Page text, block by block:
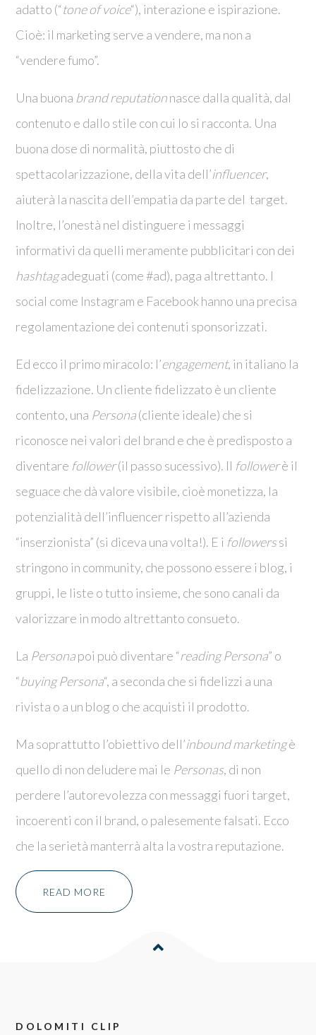
adatto (“tone of voice“), interazione e ispirazione.
Cioè: il marketing serve a vendere, ma non a
“vendere fumo”.
Una buona brand reputationnasce dalla qualità, dal
contenuto e dallo stile con cui lo si racconta. Una
buona dose di normalità, piuttosto che di
spettacolarizzazione, della vita dell’influencer,
aiuterà la nascita dell’empatia da parte del target.
Inoltre, l’onestà nel distinguere i messaggi
informativi da quelli meramente pubblicitari con dei
hashtagadeguati (come #ad), paga altrettanto. I
social come Instagram e Facebook hanno una precisa
regolamentazione dei contenuti sponsorizzati.
Ed ecco il primo miracolo: l’engagement, in italiano la
fidelizzazione. Un cliente fidelizzato è un cliente
contento, una Persona(cliente ideale) che si
riconosce nei valori del brand e che è predisposto a
diventare follower(il passo sucessivo). Il followerè il
seguace che dà valore visibile, cioè monetizza, la
potenzialità dell’influencer rispetto all’azienda
“inserzionista” (si diceva una volta!). E i followerssi
stringono in community, che possono essere i blog, i
gruppi, le liste o tutto insieme, che sono canali da
valorizzare in modo altrettanto consueto.
La Personapoi può diventare “reading Persona” o
“buying Persona“, a seconda che si fidelizzi a una
rivista o a un blog o che acquisti il prodotto.
Ma soprattutto l’obiettivo dell’inbound marketingè
quello di non deludere mai le Personas, di non
perdere l’autorevolezza con messaggi fuori target,
incoerenti con il brand, o palesemente falsati. Ecco
che la serietà manterrà alta la vostra reputazione.
READ MORE
DOLOMITI CLIP